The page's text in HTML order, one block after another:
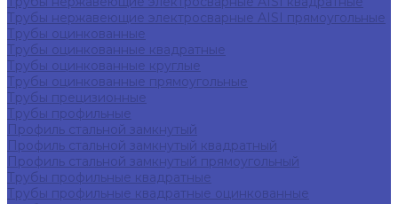
Трубы нержавеющие электросварные AISI прямоугольные
Трубы оцинкованные
Трубы оцинкованные квадратные
Трубы оцинкованные круглые
Трубы оцинкованные прямоугольные
Трубы прецизионные
Трубы профильные
Профиль стальной замкнутый
Профиль стальной замкнутый квадратный
Профиль стальной замкнутый прямоугольный
Трубы профильные квадратные
Трубы профильные квадратные оцинкованные